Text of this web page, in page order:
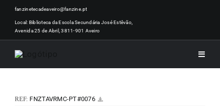
Skip
content
fanzinetecadeaveiro@fanzine.pt
Local: Biblioteca da Escola Secundária José Estêvão,
Avenida 25 de Abril, 3811-901 Aveiro
Toggle
REF: FNZTAVRMC-PT#0076